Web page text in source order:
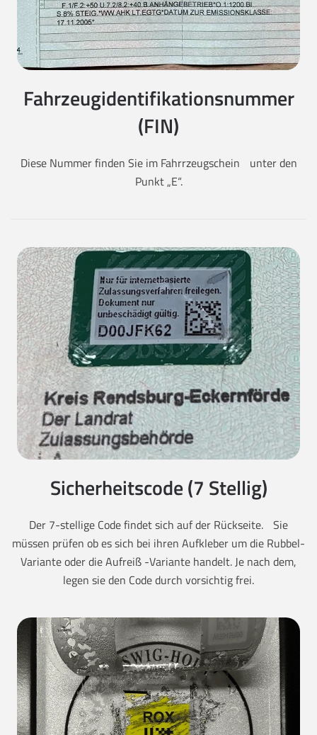
Fahrzeugidentifikationsnummer
(FIN)
Diese Nummer finden Sie im Fahrrzeugschein unter den
Punkt „E“.
Sicherheitscode (7 Stellig)
Der 7-stellige Code findet sich auf der Rückseite. Sie
müssen prüfen ob es sich bei ihren Aufkleber um die Rubbel-
Variante oder die Aufreiß -Variante handelt. Je nach dem,
legen sie den Code durch vorsichtig frei.